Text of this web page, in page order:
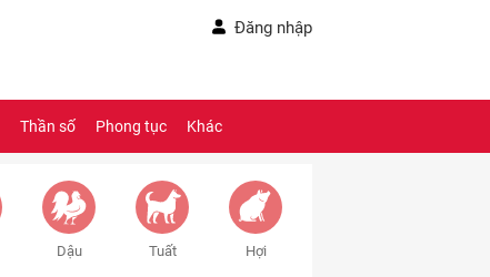
Đăng nhập
Thần số Phong tục Khác
Dậu Tuất Hợi